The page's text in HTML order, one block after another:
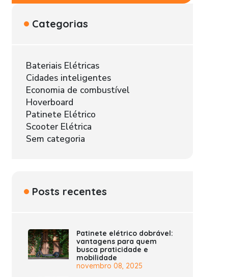
Categorias
Bateriais Elétricas
Cidades inteligentes
Economia de combustível
Hoverboard
Patinete Elétrico
Scooter Elétrica
Sem categoria
Posts recentes
Patinete elétrico dobrável:
vantagens para quem
busca praticidade e
mobilidade
novembro 08, 2025